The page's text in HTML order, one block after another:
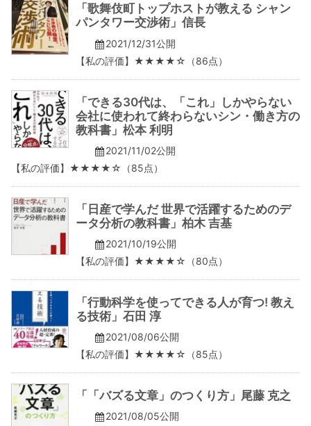
「歌舞伎町トップホストが教える シャン
パンタワー交渉術」信長
2021/12/31公開
【私の評価】★★★★☆（86点）
「できる30代は、「これ」しかやらない
会社に使われて終わらないシン・働き方の
教科書」松本 利明
2021/11/02公開
【私の評価】★★★★☆（85点）
「日産で学んだ 世界で活躍するためのデ
ータ分析の教科書」柏木 吉基
2021/10/19公開
【私の評価】★★★★☆（80点）
「行動科学を使ってできる人が育つ! 教え
る技術」石田 淳
2021/08/06公開
【私の評価】★★★★☆（85点）
「「バズる文章」のつくり方」尾藤 克之
2021/08/05公開